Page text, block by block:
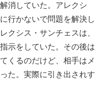
消していた。アレクシ
行かないで問題を解決し
クシス・サンチェスは、
示をしていた。その後は
くるのだけど、相手はメ
た。実際に引き出されす